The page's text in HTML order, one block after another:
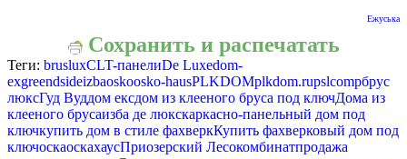
Ежуська
Сохранить и распечатать
Теги: brusluxCLT-панелиDe Luxedom-
exgreendsideizbaoskoosko-hausPLKDOMplkdom.rupslcompбрус
люксГуд Вуддом ексдом из клееного бруса под ключДома из
клееного брусаизба де люкскаркасно-панельный дом под
ключкупить дом в стиле фахверкКупить фахверковый дом под
ключоскаоскахаусПриозерский Лесокомбинатпродажа